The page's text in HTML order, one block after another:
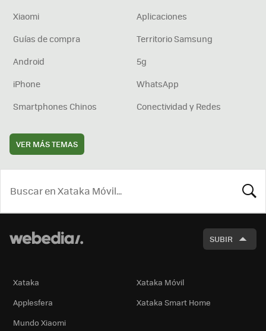
Xiaomi
Aplicaciones
Guías de compra
Territorio Samsung
Android
5g
iPhone
WhatsApp
Smartphones Chinos
Conectividad y Redes
VER MÁS TEMAS
SUBIR
Xataka
Xataka Móvil
Applesfera
Xataka Smart Home
Mundo Xiaomi